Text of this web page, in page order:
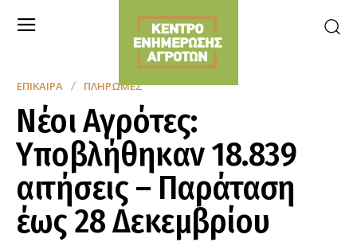
ΕΠΊΚΑΙΡΑ ΠΛΗΡΩΜΈΣ
Νέοι Αγρότες:
Υποβλήθηκαν 18.839
αιτήσεις – Παράταση
έως 28 Δεκεμβρίου